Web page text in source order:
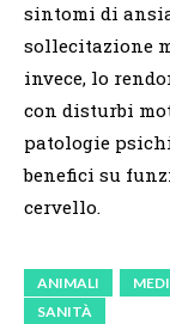
sintomi di
sollecitazione
invece, lo
con disturbi
patologie
benefici su
cervello.
ANIMALI
SANITÀ